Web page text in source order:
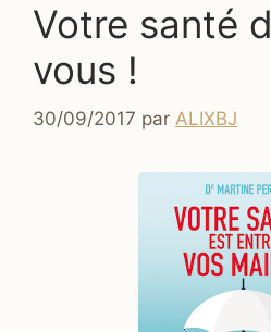
Votre santé
vous !
30/09/2017 par ALIXBJ